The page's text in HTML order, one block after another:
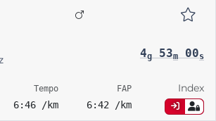
4g53m00s
Tempo
6:46 /km
FAP
6:42 /km
Index